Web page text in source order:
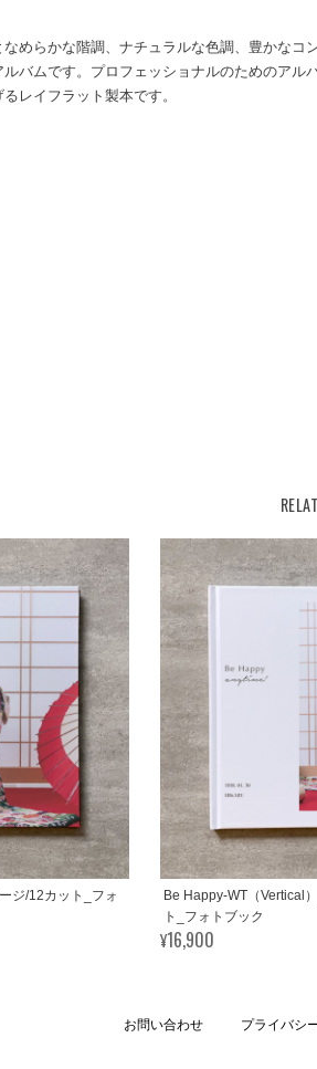
めらかな階調、ナチュラルな色調、豊かなコ
バムです。プロフェッショナルのためのアル
レイフラット製本です。
ジ/12カット_フォ
Be Happy-WT（Vertical
ト_フォトブック
¥16,900
お問い合わせ プライバシ